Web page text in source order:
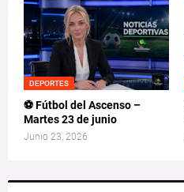
DEPORTES
⚽ Fútbol del Ascenso –
Martes 23 de junio
Junio 23, 2026